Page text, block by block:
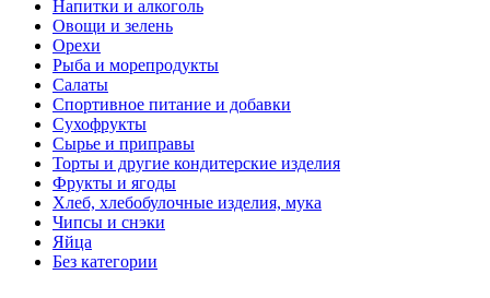
Напитки и алкоголь
Овощи и зелень
Орехи
Рыба и морепродукты
Салаты
Спортивное питание и добавки
Сухофрукты
Сырье и приправы
Торты и другие кондитерские изделия
Фрукты и ягоды
Хлеб, хлебобулочные изделия, мука
Чипсы и снэки
Яйца
Без категории